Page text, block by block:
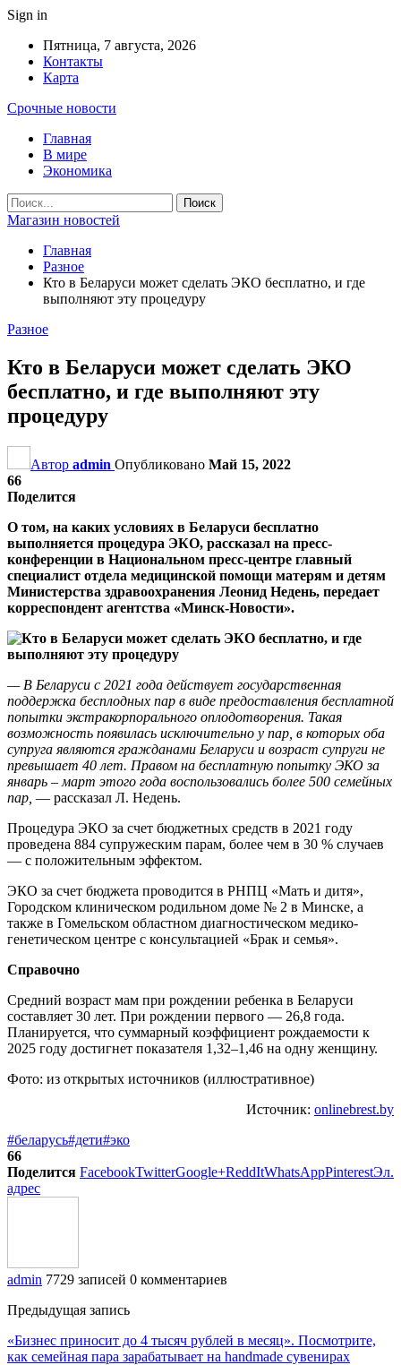
Sign in
Пятница, 7 августа, 2026
Контакты
Карта
Срочные новости
Главная
В мире
Экономика
Магазин новостей
Главная
Разное
Кто в Беларуси может сделать ЭКО бесплатно, и где
выполняют эту процедуру
Разное
Кто в Беларуси может сделать ЭКО
бесплатно, и где выполняют эту
процедуру
Автор admin Опубликовано Май 15, 2022
66
Поделится
О том, на каких условиях в Беларуси бесплатно
выполняется процедура ЭКО, рассказал на пресс-
конференции в Национальном пресс-центре главный
специалист отдела медицинской помощи матерям и детям
Министерства здравоохранения Леонид Недень, передает
корреспондент агентства «Минск-Новости».
— В Беларуси с 2021 года действует государственная
поддержка бесплодных пар в виде предоставления бесплатной
попытки экстракорпорального оплодотворения. Такая
возможность появилась исключительно у пар, в которых оба
супруга являются гражданами Беларуси и возраст супруги не
превышает 40 лет. Правом на бесплатную попытку ЭКО за
январь – март этого года воспользовались более 500 семейных
пар, — рассказал Л. Недень.
Процедура ЭКО за счет бюджетных средств в 2021 году
проведена 884 супружеским парам, более чем в 30 % случаев
— с положительным эффектом.
ЭКО за счет бюджета проводится в РНПЦ «Мать и дитя»,
Городском клиническом родильном доме № 2 в Минске, а
также в Гомельском областном диагностическом медико-
генетическом центре с консультацией «Брак и семья».
Справочно
Средний возраст мам при рождении ребенка в Беларуси
составляет 30 лет. При рождении первого — 26,8 года.
Планируется, что суммарный коэффициент рождаемости к
2025 году достигнет показателя 1,32–1,46 на одну женщину.
Фото: из открытых источников (иллюстративное)
Источник: onlinebrest.by
#беларусь#дети#эко
66
Поделится FacebookTwitterGoogle+ReddItWhatsAppPinterestЭл.
адрес
admin 7729 записей 0 комментариев
Предыдущая запись
«Бизнес приносит до 4 тысяч рублей в месяц». Посмотрите,
как семейная пара зарабатывает на handmade сувенирах